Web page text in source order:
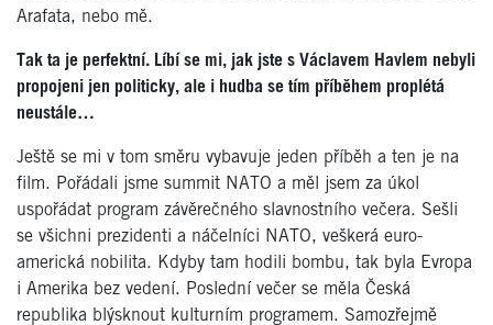
Arafata, nebo mě.
Tak ta je perfektní. Líbí se mi, jak jste s Václavem Havlem nebyli
propojeni jen politicky, ale i hudba se tím příběhem proplétá
neustále…
Ještě se mi v tom směru vybavuje jeden příběh a ten je na
film. Pořádali jsme summit NATO a měl jsem za úkol
uspořádat program závěrečného slavnostního večera. Sešli
se všichni prezidenti a náčelníci NATO, veškerá euro-
americká nobilita. Kdyby tam hodili bombu, tak byla Evropa
i Amerika bez vedení. Poslední večer se měla Česká
republika blýsknout kulturním programem. Samozřejmě